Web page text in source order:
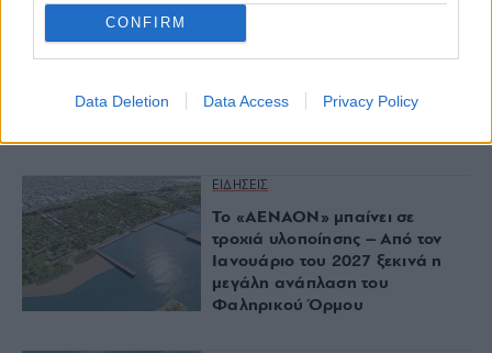
CONFIRM
Data Deletion Data Access Privacy Policy
εποχή για την ιστορική πλαζ της
Αθηναϊκής Ριβιέρας
ΕΙΔΗΣΕΙΣ
Το «ΑΕΝΑΟΝ» μπαίνει σε
τροχιά υλοποίησης – Από τον
Ιανουάριο του 2027 ξεκινά η
μεγάλη ανάπλαση του
Φαληρικού Όρμου